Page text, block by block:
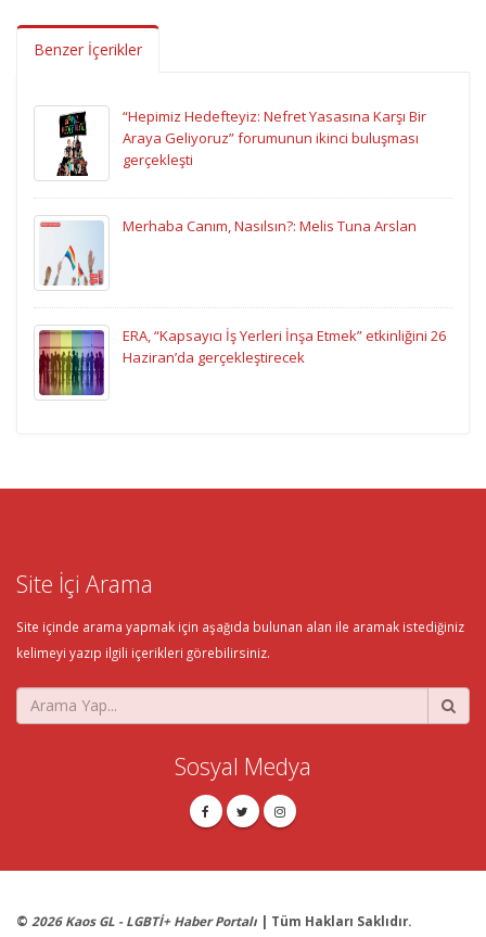
Benzer İçerikler
“Hepimiz Hedefteyiz: Nefret Yasasına Karşı Bir
Araya Geliyoruz” forumunun ikinci buluşması
gerçekleşti
Merhaba Canım, Nasılsın?: Melis Tuna Arslan
ERA, “Kapsayıcı İş Yerleri İnşa Etmek” etkinliğini 26
Haziran’da gerçekleştirecek
Site İçi Arama
Site içinde arama yapmak için aşağıda bulunan alan ile aramak istediğiniz
kelimeyi yazıp ilgili içerikleri görebilirsiniz.
Sosyal Medya
© 2026 Kaos GL - LGBTİ+ Haber Portalı | Tüm Hakları Saklıdır.